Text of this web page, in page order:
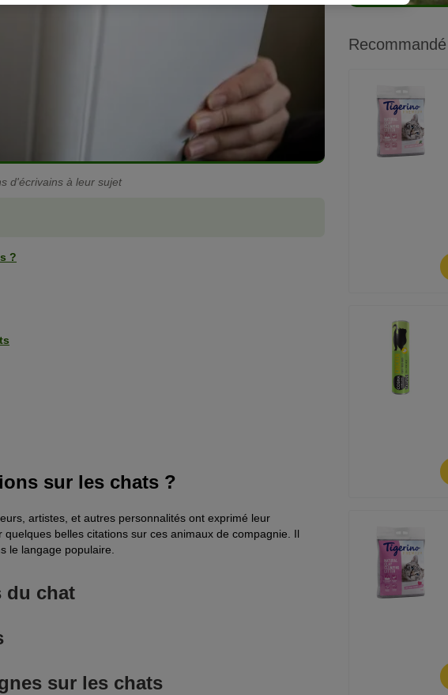
d'écrivains à leur sujet
?
sur les chats ?
artistes, et autres personnalités ont exprimé leur
belles citations sur ces animaux de compagnie. Il
le langage populaire.
du chat
tigre à caresser chez lui.
cachent, pour une raison ou une autre,
sur les chats